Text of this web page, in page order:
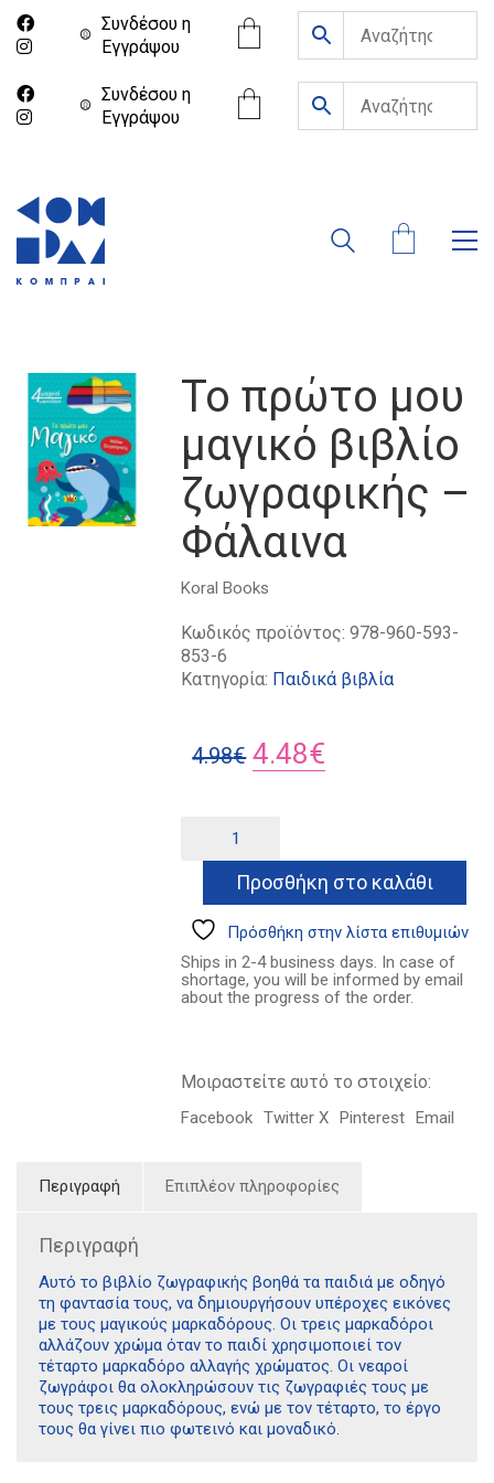
Συνδέσου η
Eγγράψου
Συνδέσου η
Eγγράψου
Το πρώτο μου
μαγικό βιβλίο
ζωγραφικής –
Φάλαινα
Koral Books
Κωδικός προϊόντος:978-960-593-
853-6
Κατηγορία: Παιδικά βιβλία
4.98€ Original
4.98€.
4.48€
είναι:
4.48€.
μου
βιβλίο
ζωγραφικής
Φάλαινα
ποσότητα
Προσθήκη στο καλάθι
Πρόσθήκη στην λίστα επιθυμιών
Ships in 2-4 business days. In case of
shortage, you will be informed by email
about the progress of the order.
Μοιραστείτε αυτό το στοιχείο:
Facebook Twitter X Pinterest Email
Περιγραφή Επιπλέον πληροφορίες
Περιγραφή
Αυτό το βιβλίο ζωγραφικής βοηθά τα παιδιά με οδηγό
τη φαντασία τους, να δημιουργήσουν υπέροχες εικόνες
με τους μαγικούς μαρκαδόρους. Οι τρεις μαρκαδόροι
αλλάζουν χρώμα όταν το παιδί χρησιμοποιεί τον
τέταρτο μαρκαδόρο αλλαγής χρώματος. Οι νεαροί
ζωγράφοι θα ολοκληρώσουν τις ζωγραφιές τους με
τους τρεις μαρκαδόρους, ενώ με τον τέταρτο, το έργο
τους θα γίνει πιο φωτεινό και μοναδικό.